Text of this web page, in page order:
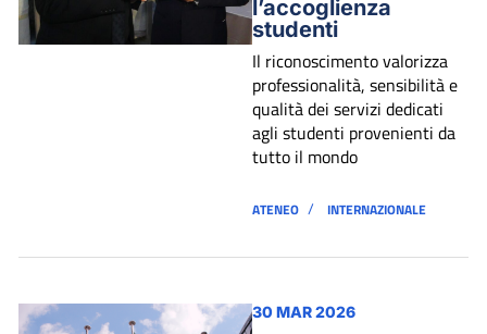
l’accoglienza
studenti
Il riconoscimento valorizza
professionalità, sensibilità e
qualità dei servizi dedicati
agli studenti provenienti da
tutto il mondo
ATENEO / INTERNAZIONALE
30 MAR 2026